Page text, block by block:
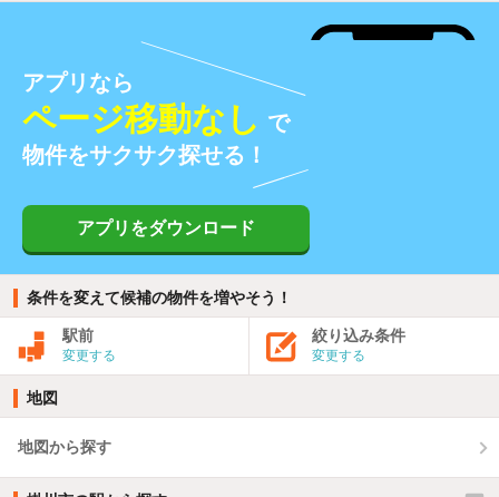
アプリなら
ページ移動なし で
物件をサクサク探せる！
アプリをダウンロード
条件を変えて候補の物件を増やそう！
駅前
変更する
絞り込み条件
変更する
地図
地図から探す